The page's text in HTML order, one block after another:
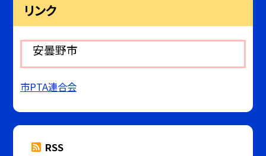
リンク
安曇野市
市PTA連合会
RSS